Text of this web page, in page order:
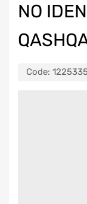
NO
Code: